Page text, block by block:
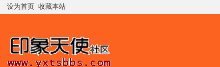
设为首页 收藏本站